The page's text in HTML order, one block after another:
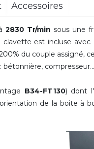
Accessoires
2830 Tr/min sous une
clavette est incluse
du couple assigné,
B34-FT130) dont
de la boite à